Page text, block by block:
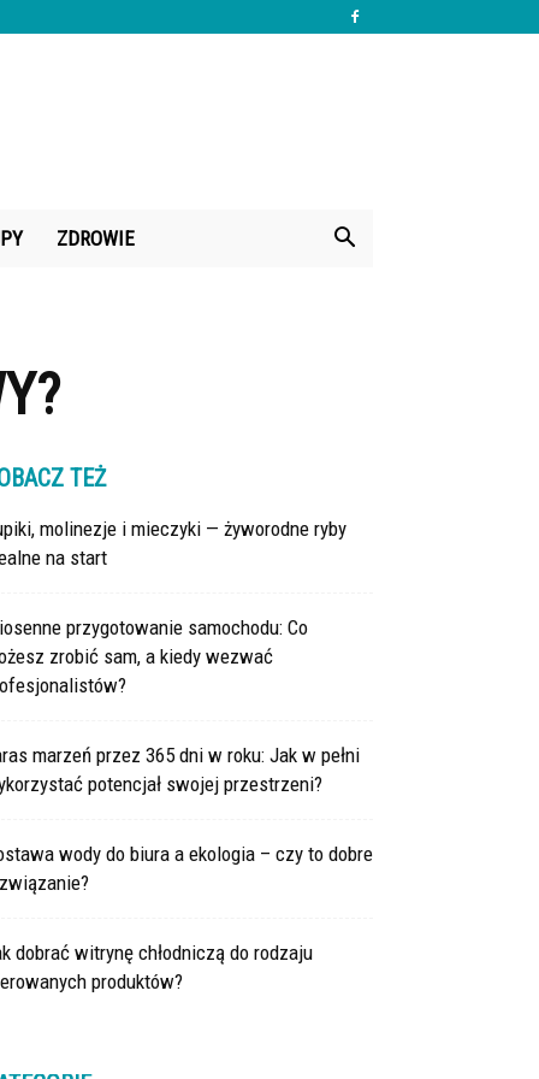
ZDROWIE
TEŻ
molinezje i mieczyki — żyworodne ryby
na start
przygotowanie samochodu: Co
zrobić sam, a kiedy wezwać
marzeń przez 365 dni w roku: Jak w pełni
potencjał swojej przestrzeni?
wody do biura a ekologia – czy to dobre
dobrać witrynę chłodniczą do rodzaju
produktów?